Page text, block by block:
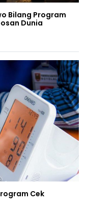
Bilang Program
Dunia
Cek